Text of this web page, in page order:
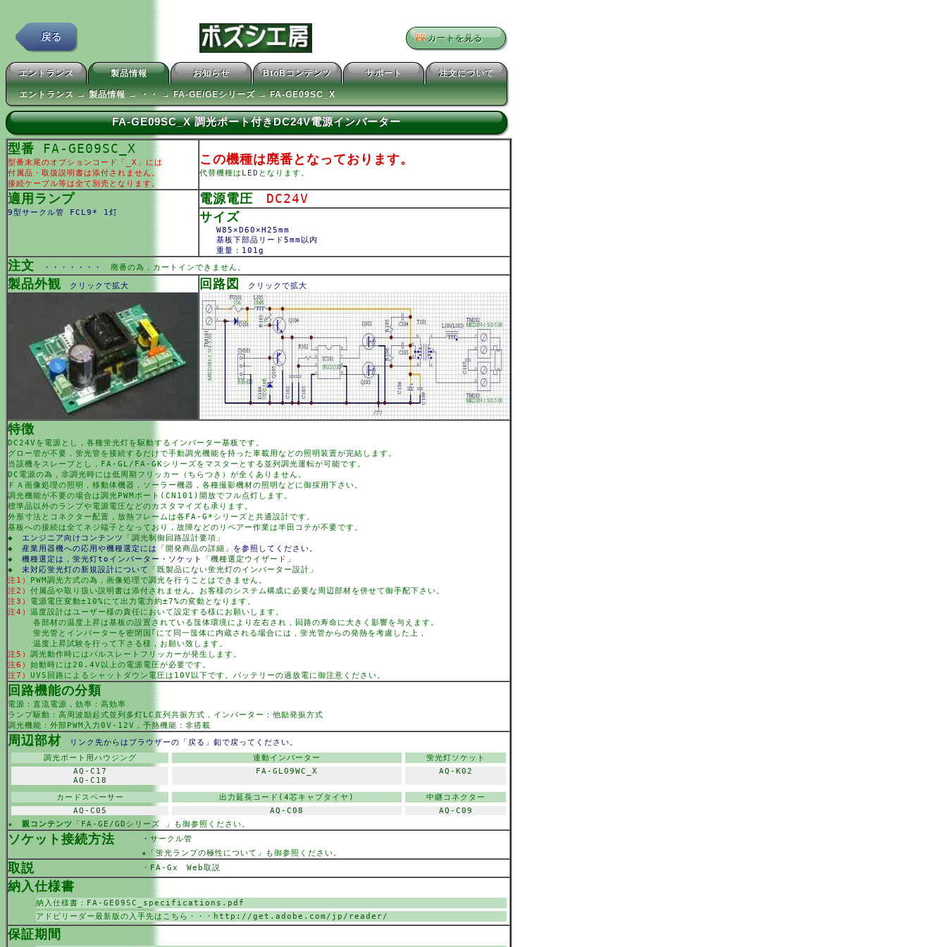
戻る カートを見る
エントランス 製品情報 お知らせ BtoBコンテンツ サポート 注文について
エントランス → 製品情報 → ・・ → FA-GE/GEシリーズ → FA-GE09SC_X
FA-GE09SC_X 調光ポート付きDC24V電源インバーター
型番 FA-GE09SC_X
型番末尾のオプションコード「_X」には
付属品・取扱説明書は添付されません。
接続ケーブル等は全て別売となります。
この機種は廃番となっております。
代替機種は LED となります。
適用ランプ
9型サークル管 FCL9* 1灯
電源電圧 DC24V
サイズ
W85×D60×H25mm
基板下部品リード5mm以内
重量：101g
注文 ・・・・・・・ 廃番の為，カートインできません。
製品外観 クリックで拡大 回路図 クリックで拡大
特徴
DC24Vを電源とし，各種蛍光灯を駆動するインバーター基板です。
グロー管が不要，蛍光管を接続するだけで手動調光機能を持った車載用などの照明装置が完結します。
当該機をスレーブとし，FA-GL/FA-GKシリーズをマスターとする並列調光運転が可能です。
DC電源の為，非調光時には低周期フリッカー（ちらつき）が全くありません。
ＦＡ画像処理の照明，移動体機器，ソーラー機器，各種撮影機材の照明などに御採用下さい。
調光機能が不要の場合は調光PWMポート(CN101)開放でフル点灯します。
標準品以外のランプや電源電圧などのカスタマイズも承ります。
外形寸法とコネクター配置，放熱フレームは各FA-G*シリーズと共通設計です。
基板への接続は全てネジ端子となっており，故障などのリペアー作業は半田コテが不要です。
◆ エンジニア向けコンテンツ
「調光制御回路設計要項」
◆ 産業用器機への応用や機種選定には 「開発商品の詳細」 を参照してください。
◆ 機種選定は，蛍光灯toインバーター・ソケット
「機種選定ウイザード」
◆ 未対応蛍光灯の新規設計について
「既製品にない蛍光灯のインバーター設計」
注1） PWM調光方式の為，画像処理で調光を行うことはできません。
注2） 付属品や取り扱い説明書は添付されません。お客様のシステム構成に必要な周辺部材を併せて御手配下さい。
注3） 電源電圧変動±10%にて出力電力約±7%の変動となります。
注4） 温度設計はユーザー様の責任において設定する様にお願いします。
各部材の温度上昇は基板の設置されている筺体環境により左右され，回路の寿命に大きく影響を与えます。
蛍光管とインバーターを密閉国｢にて同一筺体に内蔵される場合には，蛍光管からの発熱を考慮した上，
温度上昇試験を行って下さる様，お願い致します。
注5） 調光動作時にはパルスレートフリッカーが発生します。
注6） 始動時には20.4V以上の電源電圧が必要です。
注7） UVS回路によるシャットダウン電圧は10V以下です。バッテリーの過放電に御注意ください。
回路機能の分類
電源：直流電源，効率：高効率
ランプ駆動：高周波励起式並列多灯LC直列共振方式，インバーター：他励発振方式
調光機能：外部PWM入力0V-12V，予熱機能：非搭載
周辺部材 リンク先からはブラウザーの「戻る」釦で戻ってください。
調光ポート用ハウジング
連動インバーター
蛍光灯ソケット
AQ-C17
AQ-C18
FA-GL09WC_X AQ-K02
カードスペーサー 出力延長コード(4芯キャプタイヤ)
中継コネクター
AQ-C05
AQ-C08
AQ-C09
★ 親コンテンツ 「FA-GE/GDシリーズ 」 も御参照ください。
ソケット接続方法 ・ サークル管
★
「蛍光ランプの極性について」 も御参照ください。
取説 ・ FA-Gx Web取説
納入仕様書
納入仕様書： FA-GE09SC_specifications.pdf
アドビリーダー最新版の入手先はこちら・・・ http://get.adobe.com/jp/reader/
保証期間